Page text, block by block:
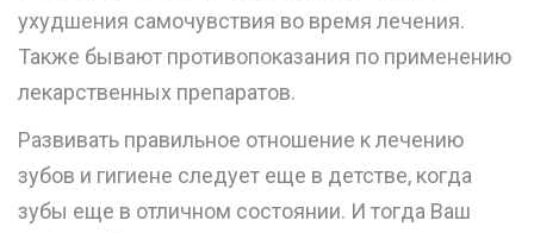
ухудшения самочувствия во время лечения.
Также бывают противопоказания по применению
лекарственных препаратов.
Развивать правильное отношение к лечению
зубов и гигиене следует еще в детстве, когда
зубы еще в отличном состоянии. И тогда Ваш